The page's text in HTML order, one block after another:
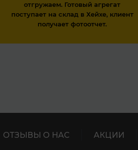
отгружаем. Готовый агрегат
поступает на склад в Хейхе, клиент
получает фотоотчет.
ОТЗЫВЫ О НАС АКЦИИ